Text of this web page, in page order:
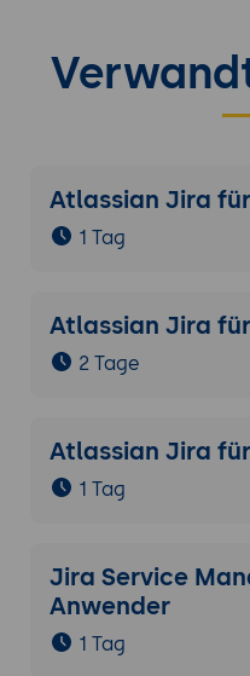
Atlassian Jira
1 Tag
Atlassian Jira
2 Tage
Atlassian Jira
1 Tag
Jira Service
Anwender
1 Tag